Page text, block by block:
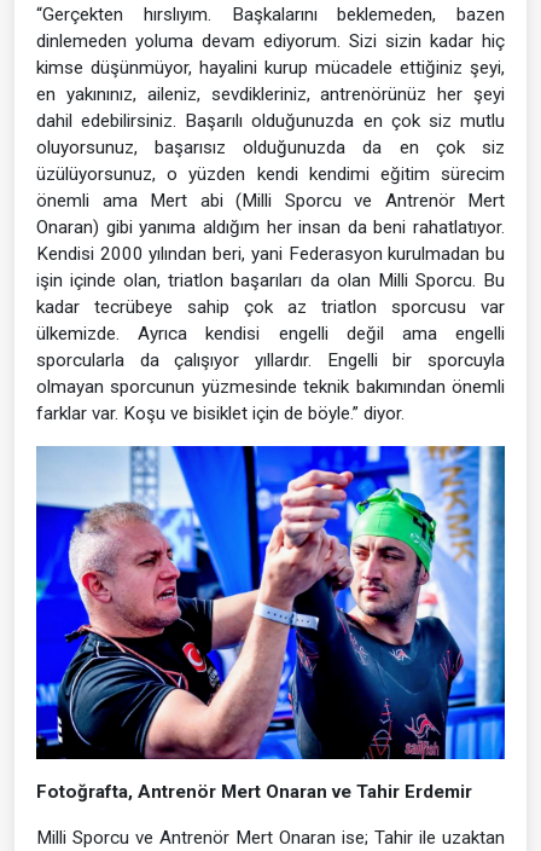
“Gerçekten hırslıyım. Başkalarını beklemeden, bazen
dinlemeden yoluma devam ediyorum. Sizi sizin kadar hiç
kimse düşünmüyor, hayalini kurup mücadele ettiğiniz şeyi,
en yakınınız, aileniz, sevdikleriniz, antrenörünüz her şeyi
dahil edebilirsiniz. Başarılı olduğunuzda en çok siz mutlu
oluyorsunuz, başarısız olduğunuzda da en çok siz
üzülüyorsunuz, o yüzden kendi kendimi eğitim sürecim
önemli ama Mert abi (Milli Sporcu ve Antrenör Mert
Onaran) gibi yanıma aldığım her insan da beni rahatlatıyor.
Kendisi 2000 yılından beri, yani Federasyon kurulmadan bu
işin içinde olan, triatlon başarıları da olan Milli Sporcu. Bu
kadar tecrübeye sahip çok az triatlon sporcusu var
ülkemizde. Ayrıca kendisi engelli değil ama engelli
sporcularla da çalışıyor yıllardır. Engelli bir sporcuyla
olmayan sporcunun yüzmesinde teknik bakımından önemli
farklar var. Koşu ve bisiklet için de böyle.” diyor.
Fotoğrafta, Antrenör Mert Onaran ve Tahir Erdemir
Milli Sporcu ve Antrenör Mert Onaran ise; Tahir ile uzaktan